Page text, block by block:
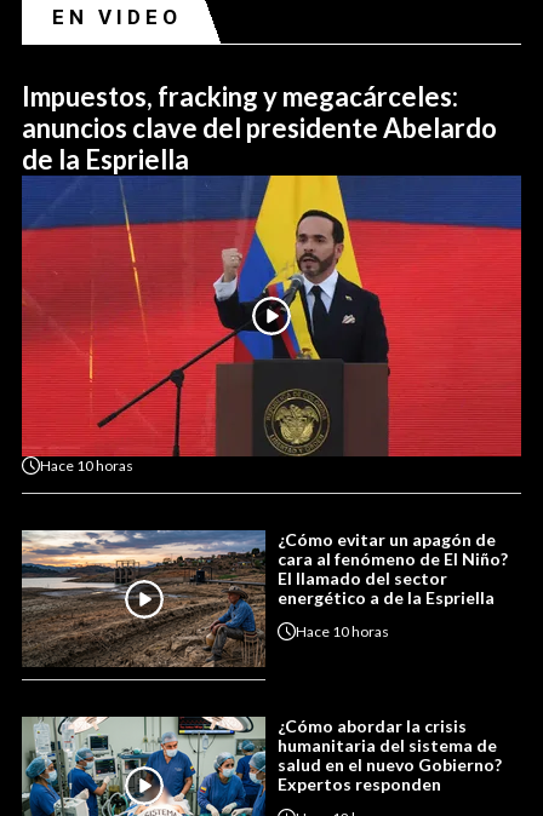
EN VIDEO
Impuestos, fracking y megacárceles:
anuncios clave del presidente Abelardo
de la Espriella
Hace 10 horas
¿Cómo evitar un apagón de
cara al fenómeno de El Niño?
El llamado del sector
energético a de la Espriella
Hace 10 horas
¿Cómo abordar la crisis
humanitaria del sistema de
salud en el nuevo Gobierno?
Expertos responden